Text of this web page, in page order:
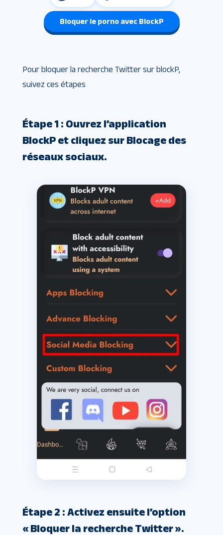
Bloquer le porno avec BlockP
Pour bloquer la recherche Twitter sur blockP,
suivez ces étapes
Étape 1 : Ouvrez l’application
BlockP et cliquez sur Blocage des
réseaux sociaux.
Étape 2 : Activez ensuite l’option
« Bloquer la recherche Twitter ».